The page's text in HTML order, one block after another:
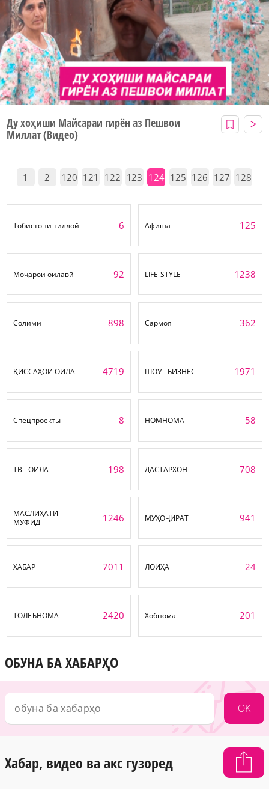
Ду хоҳиши Майсараи гирён аз Пешвои
Миллат (Видео)
1 2 120 121 122 123 124 125 126 127 128
Тобистони тиллоӣ 6 Афиша 125
Моҷарои оилавӣ 92 LIFE-STYLE 1238
Солимӣ 898 Сармоя 362
ҚИССАҲОИ ОИЛА 4719 ШОУ - БИЗНЕС 1971
Спецпроекты 8 НОМНОМА 58
ТВ - ОИЛА 198 ДАСТАРХОН 708
МАСЛИҲАТИ
МУФИД
1246 МУҲОҶИРАТ 941
ХАБАР 7011 ЛОИҲА 24
ТОЛЕЪНОМА 2420 Хобнома 201
ОБУНА БА ХАБАРҲО
OK
Хабар, видео ва акс гузоред